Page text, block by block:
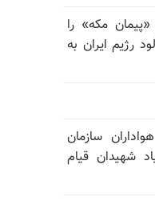
مکه» را
رژیم ایران به
سازمان
شهیدان قیام